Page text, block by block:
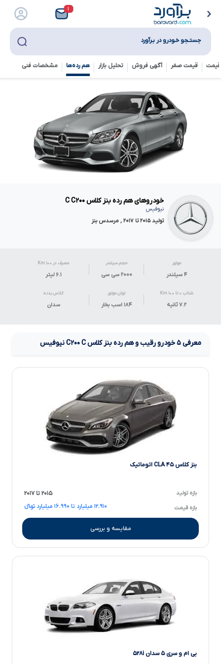
۱
جستـجو خـودرو در بـرآورد
قیمت صفر آگهی فروش تحلیل بازار هم رده‌ها‌ مشخصات فنی
خودروهای هم رده بنز کلاس C C۲۰۰
نیوفیس
تولید ۲۰۱۵ تا ۲۰۱۷ , مرسدس بنز
موتور
۴ سیلندر
حجم سیلندر
۲۰۰۰ سی سی
مصرف در ۱۰۰ Km
۶.۱ لیتر
شتاب ۰ تا ۱۰۰ Km
۷.۲ ثانیه
توان موتور
۱۸۴ اسب بخار
کلاس بدنه
سدان
معرفی۵خودرو رقیب و هم ردهبنز کلاسCC۲۰۰نیوفیس
بنز کلاس CLA ۴۵ اتوماتیک
بازه تولید ۲۰۱۵ تا ۲۰۱۷
بازه قیمت ۱۲.۹۱۰ میلیارد تا ۱۶.۹۹۰ میلیارد تومانءءء
مقایسه و بررسی
بی ام و سری ۵ سدان ۵۲۸i